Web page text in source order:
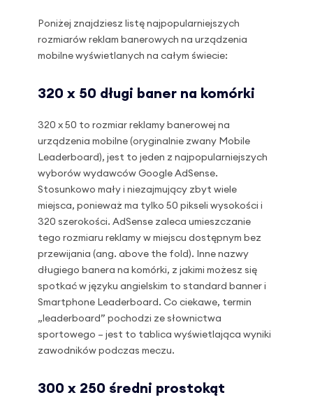
Poniżej znajdziesz listę najpopularniejszych
rozmiarów reklam banerowych na urządzenia
mobilne wyświetlanych na całym świecie:
320 x 50 długi baner na komórki
320 x 50 to rozmiar reklamy banerowej na
urządzenia mobilne (oryginalnie zwany Mobile
Leaderboard), jest to jeden z najpopularniejszych
wyborów wydawców Google AdSense.
Stosunkowo mały i niezajmujący zbyt wiele
miejsca, ponieważ ma tylko 50 pikseli wysokości i
320 szerokości. AdSense zaleca umieszczanie
tego rozmiaru reklamy w miejscu dostępnym bez
przewijania (ang. above the fold). Inne nazwy
długiego banera na komórki, z jakimi możesz się
spotkać w języku angielskim to standard banner i
Smartphone Leaderboard. Co ciekawe, termin
„leaderboard” pochodzi ze słownictwa
sportowego – jest to tablica wyświetlająca wyniki
zawodników podczas meczu.
300 x 250 średni prostokąt